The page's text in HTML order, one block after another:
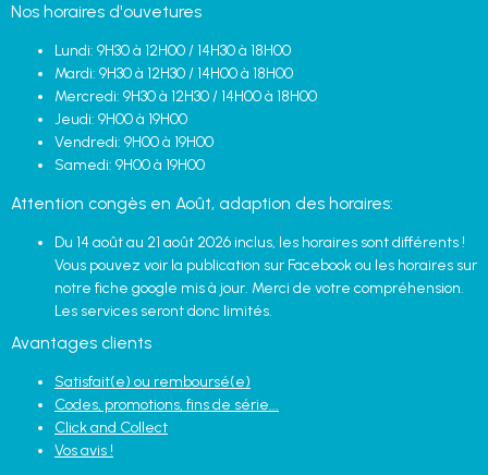
Nos horaires d'ouvetures
Lundi: 9H30 à 12H00 / 14H30 à 18H00
Mardi: 9H30 à 12H30 / 14H00 à 18H00
Mercredi: 9H30 à 12H30 / 14H00 à 18H00
Jeudi: 9H00 à 19H00
Vendredi: 9H00 à 19H00
Samedi: 9H00 à 19H00
Attention congès en Août, adaption des horaires:
Du 14 août au 21 août 2026 inclus, les horaires sont différents !
Vous pouvez voir la publication sur Facebook ou les horaires sur
notre fiche google mis à jour. Merci de votre compréhension.
Les services seront donc limités.
Avantages clients
Satisfait(e) ou remboursé(e)
Codes, promotions, fins de série...
Click and Collect
Vos avis !